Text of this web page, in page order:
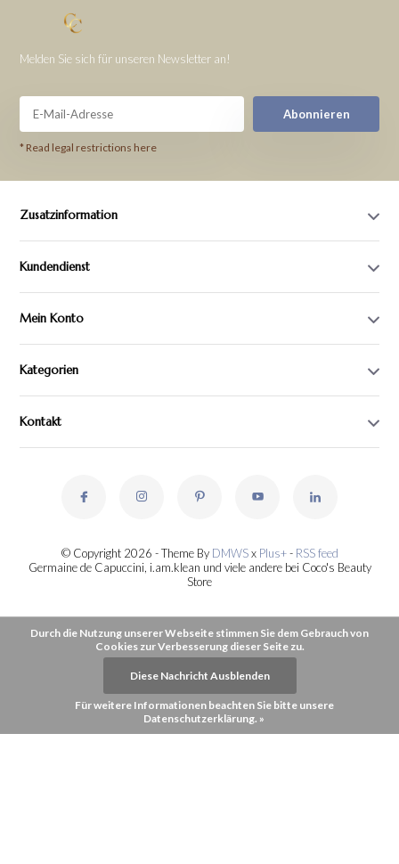
Melden Sie sich für unseren Newsletter an!
Abonnieren
* Read legal restrictions here
Zusatzinformation
Kundendienst
Mein Konto
Kategorien
Kontakt
© Copyright 2026 - Theme By DMWSx Plus+- RSS feed
Germaine de Capuccini, i.am.klean und viele andere bei Coco's Beauty
Store
Durch die Nutzung unserer Webseite stimmen Sie dem Gebrauch von
Cookies zur Verbesserung dieser Seite zu.
Diese Nachricht Ausblenden
Für weitere Informationen beachten Sie bitte unsere
Datenschutzerklärung. »